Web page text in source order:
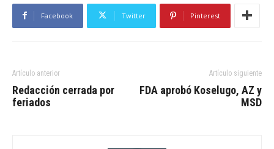
Facebook Twitter Pinterest
Artículo anterior
Redacción cerrada por
feriados
Artículo siguiente
FDA aprobó Koselugo, AZ y
MSD